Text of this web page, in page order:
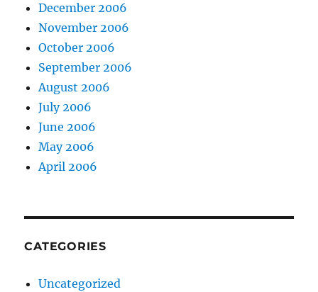
December 2006
November 2006
October 2006
September 2006
August 2006
July 2006
June 2006
May 2006
April 2006
CATEGORIES
Uncategorized